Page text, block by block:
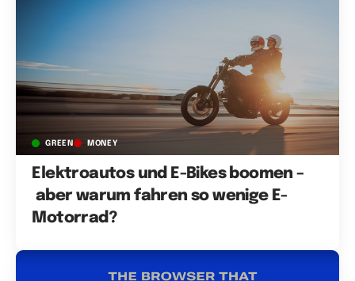
GREEN MONEY
Elektroautos und E-Bikes boomen –
aber warum fahren so wenige E-
Motorrad?